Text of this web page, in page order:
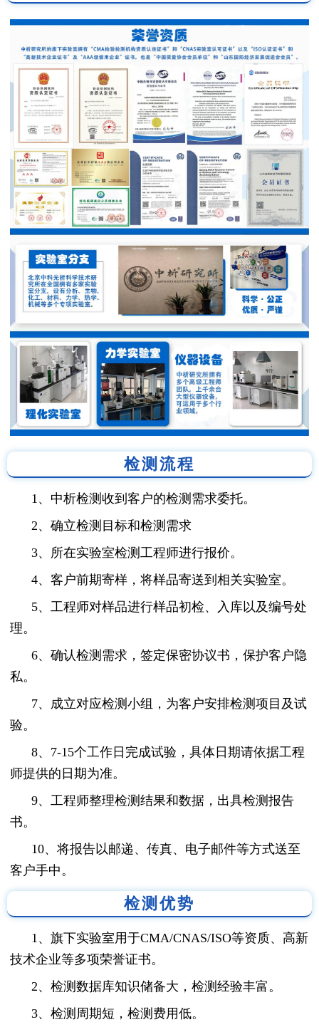
检测流程
1、中析检测收到客户的检测需求委托。
2、确立检测目标和检测需求
3、所在实验室检测工程师进行报价。
4、客户前期寄样，将样品寄送到相关实验室。
5、工程师对样品进行样品初检、入库以及编号处
理。
6、确认检测需求，签定保密协议书，保护客户隐
私。
7、成立对应检测小组，为客户安排检测项目及试
验。
8、7-15个工作日完成试验，具体日期请依据工程
师提供的日期为准。
9、工程师整理检测结果和数据，出具检测报告
书。
10、将报告以邮递、传真、电子邮件等方式送至
客户手中。
检测优势
1、旗下实验室用于CMA/CNAS/ISO等资质、高新
技术企业等多项荣誉证书。
2、检测数据库知识储备大，检测经验丰富。
3、检测周期短，检测费用低。